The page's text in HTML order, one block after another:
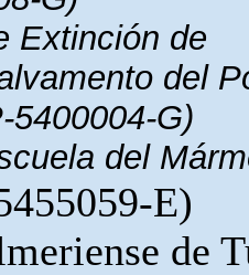
Extinción de
del
5400004-G)
del
E)
de